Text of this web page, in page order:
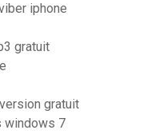
iphone
gratuit
gratuit
windows 7